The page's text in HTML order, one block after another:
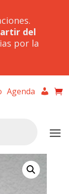
del
por la
Agenda